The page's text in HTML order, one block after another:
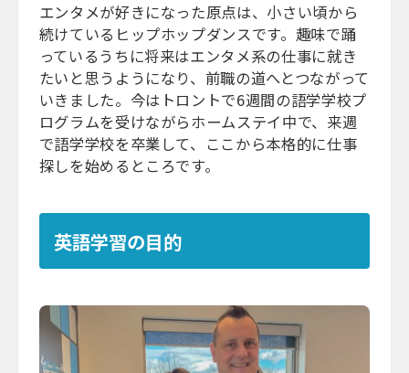
エンタメが好きになった原点は、小さい頃から
続けているヒップホップダンスです。趣味で踊
っているうちに将来はエンタメ系の仕事に就き
たいと思うようになり、前職の道へとつながって
いきました。今はトロントで6週間の語学学校プ
ログラムを受けながらホームステイ中で、来週
で語学学校を卒業して、ここから本格的に仕事
探しを始めるところです。
英語学習の目的